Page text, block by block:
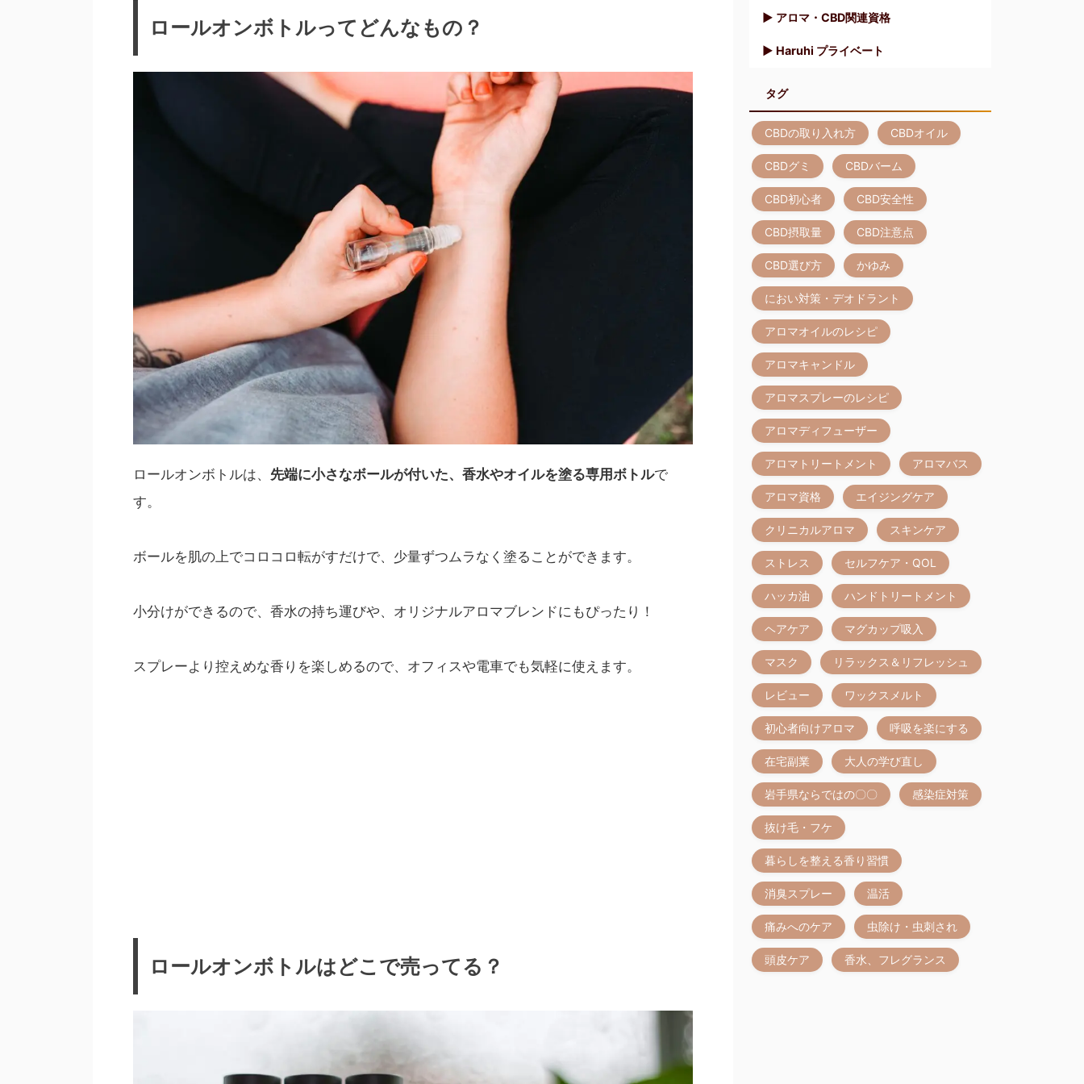
ロールオンボトルってどんなもの？
ロールオンボトルは、 先端に小さなボールが付いた、香水やオイルを塗る専用ボトルで
す。
ボールを肌の上でコロコロ転がすだけで、少量ずつムラなく塗ることができます。
小分けができるので、香水の持ち運びや、オリジナルアロマブレンドにもぴったり！
スプレーより控えめな香りを楽しめるので、オフィスや電車でも気軽に使えます。
ロールオンボトルはどこで売ってる？
▶︎ アロマ・CBD関連資格
▶︎ Haruhi プライベート
タグ
CBDの取り入れ方 CBDオイル
CBDグミ CBDバーム
CBD初心者 CBD安全性
CBD摂取量 CBD注意点
CBD選び方 かゆみ
におい対策・デオドラント
アロマオイルのレシピ
アロマキャンドル
アロマスプレーのレシピ
アロマディフューザー
アロマトリートメント アロマバス
アロマ資格 エイジングケア
クリニカルアロマ スキンケア
ストレス セルフケア・QOL
ハッカ油 ハンドトリートメント
ヘアケア マグカップ吸入
マスク リラックス＆リフレッシュ
レビュー ワックスメルト
初心者向けアロマ 呼吸を楽にする
在宅副業 大人の学び直し
岩手県ならではの〇〇 感染症対策
抜け毛・フケ
暮らしを整える香り習慣
消臭スプレー 温活
痛みへのケア 虫除け・虫刺され
頭皮ケア 香水、フレグランス